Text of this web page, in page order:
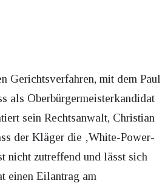
Gerichtsverfahren, mit dem Paul
als Oberbürgermeisterkandidat
sein Rechtsanwalt, Christian
der Kläger die ‚White-Power-
nicht zutreffend und lässt sich
einen Eilantrag am